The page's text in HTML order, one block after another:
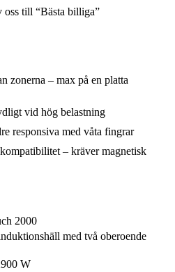
oss till “Bästa billiga”
zonerna – max på en platta
vid hög belastning
responsiva med våta fingrar
– kräver magnetisk
2000
med två oberoende
W